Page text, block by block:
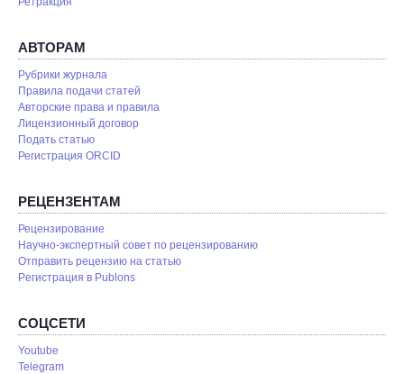
АВТОРАМ
Рубрики журнала
Правила подачи статей
Авторские права и правила
Лицензионный договор
Подать статью
Регистрация ORCID
РЕЦЕНЗЕНТАМ
Рецензирование
Научно-экспертный совет по рецензированию
Отправить рецензию на статью
Pегистрация в Publons
СОЦСЕТИ
Youtube
Telegram